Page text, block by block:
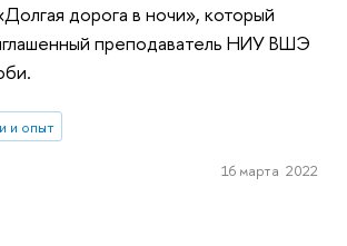
дорога в ночи», который
преподаватель НИУ ВШЭ
и опыт
16 марта 2022